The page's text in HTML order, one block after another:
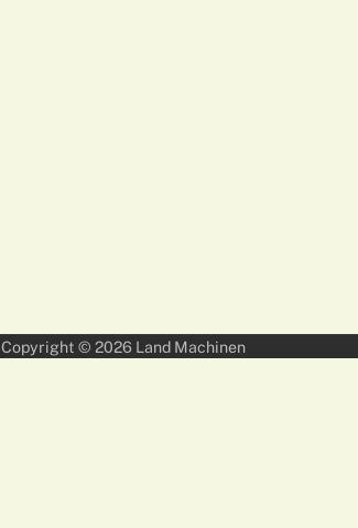
Copyright © 2026 Land Machinen